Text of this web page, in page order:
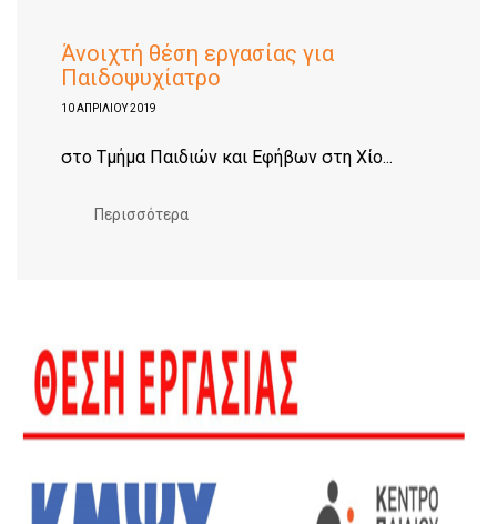
Άνοιχτή θέση εργασίας για
Παιδοψυχίατρο
10 ΑΠΡΙΛΊΟΥ 2019
στο Τμήμα Παιδιών και Εφήβων στη Χίο...
Περισσότερα